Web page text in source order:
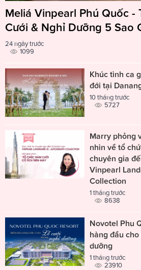
Meliá Vinpearl Phú Quốc -
Cưới & Nghỉ Dưỡng 5 Sao
24 ngày trước
1099
Khúc tình ca
đới tại
10 tháng trước
5727
Marry phỏng
nhìn về tổ
chuyên gia
Vinpearl
Collection
1 tháng trước
8638
Novotel Phu
hàng đầu
dưỡng
1 tháng trước
23910